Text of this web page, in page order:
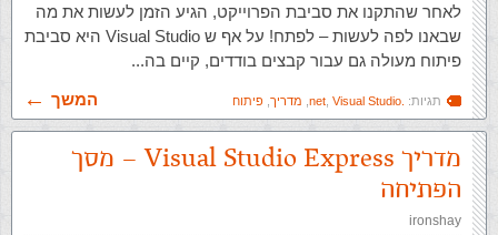
לאחר שהתקנו את סביבת הפרוייקט, הגיע הזמן לעשות את מה
שבאנו לפה לעשות – לפתח! על אף ש Visual Studio היא סביבת
פיתוח מעולה גם עבור קבצים בודדים, קיים בה...
תגיות: Visual Studio מדריך פיתוח המשך
מדריך Visual Studio Express – מסך
הפתיחה
ironshay